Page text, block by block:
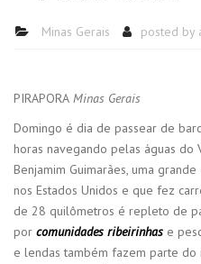
Minas Gerais posted by
PIRAPORA Minas Gerais
Domingo é dia de passear de
horas navegando pelas águas
Benjamim Guimarães, uma
nos Estados Unidos e que fez
de 28 quilômetros é repleto de
por comunidades ribeirinhas e
e lendas também fazem parte